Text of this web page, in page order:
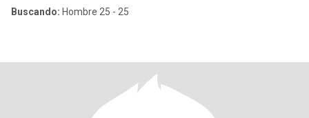
Buscando: Hombre 25 - 25